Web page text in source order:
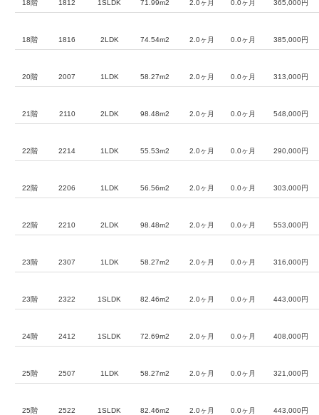
18階 1812 1SLDK 71.99m2 2.0ヶ月 0.0ヶ月 365,000円
18階 1816 2LDK 74.54m2 2.0ヶ月 0.0ヶ月 385,000円
20階 2007 1LDK 58.27m2 2.0ヶ月 0.0ヶ月 313,000円
21階 2110 2LDK 98.48m2 2.0ヶ月 0.0ヶ月 548,000円
22階 2214 1LDK 55.53m2 2.0ヶ月 0.0ヶ月 290,000円
22階 2206 1LDK 56.56m2 2.0ヶ月 0.0ヶ月 303,000円
22階 2210 2LDK 98.48m2 2.0ヶ月 0.0ヶ月 553,000円
23階 2307 1LDK 58.27m2 2.0ヶ月 0.0ヶ月 316,000円
23階 2322 1SLDK 82.46m2 2.0ヶ月 0.0ヶ月 443,000円
24階 2412 1SLDK 72.69m2 2.0ヶ月 0.0ヶ月 408,000円
25階 2507 1LDK 58.27m2 2.0ヶ月 0.0ヶ月 321,000円
25階 2522 1SLDK 82.46m2 2.0ヶ月 0.0ヶ月 443,000円